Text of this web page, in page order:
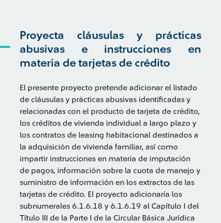
Proyecta cláusulas y prácticas
abusivas e instrucciones en
materia de tarjetas de crédito
El presente proyecto pretende adicionar el listado
de cláusulas y prácticas abusivas identificadas y
relacionadas con el producto de tarjeta de crédito,
los créditos de vivienda individual a largo plazo y
los contratos de leasing habitacional destinados a
la adquisición de vivienda familiar, así como
impartir instrucciones en materia de imputación
de pagos, información sobre la cuota de manejo y
suministro de información en los extractos de las
tarjetas de crédito. El proyecto adicionaría los
subnumerales 6.1.6.18 y 6.1.6.19 al Capítulo I del
Título III de la Parte I de la Circular Básica Jurídica